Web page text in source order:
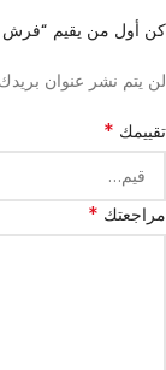
كن أول من يقيم “فرش
لن يتم نشر عنوان بريدك
تقييمك *
مراجعتك *